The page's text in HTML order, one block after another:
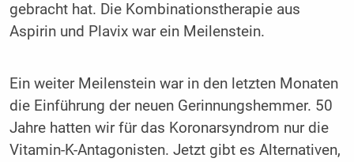
gebracht hat. Die Kombinationstherapie aus
Aspirin und Plavix war ein Meilenstein.
Ein weiter Meilenstein war in den letzten Monaten
die Einführung der neuen Gerinnungshemmer. 50
Jahre hatten wir für das Koronarsyndrom nur die
Vitamin-K-Antagonisten. Jetzt gibt es Alternativen,